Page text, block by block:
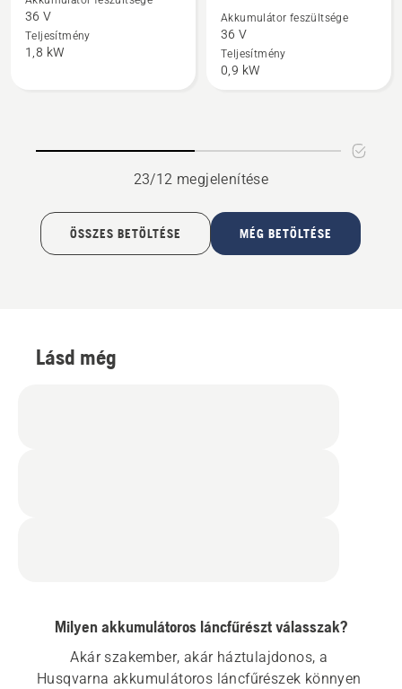
435i
termékről
36 V
Teljesítmény
1,8 kW
215i
akkumulátorral
és
Akkumulátor feszültsége
36 V
Teljesítmény
0,9 kW
23/12 megjelenítése
ÖSSZES BETÖLTÉSE MÉG BETÖLTÉSE
Lásd még
Milyen akkumulátoros láncfűrészt válasszak?
Akár szakember, akár háztulajdonos, a
Husqvarna akkumulátoros láncfűrészek könnyen